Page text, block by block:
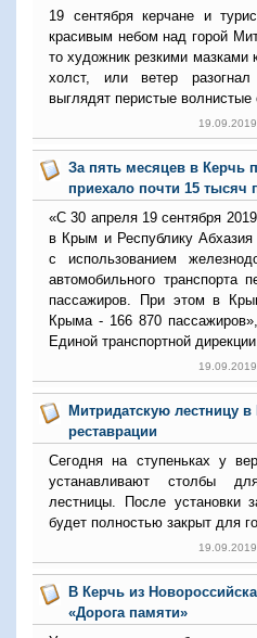
19 сентября керчане и
красивым небом над горой
то художник резкими мазками
холст, или ветер
выглядят перистые волнистые
За пять месяцев в Керчь
приехало почти 15 тысяч
«C 30 апреля 19 сентября
в Крым и Республику
с использованием
автомобильного транспорта
пассажиров. При этом в
Крыма - 166 870
Единой транспортной
Митридатскую лестницу в
реставрации
Сегодня на ступеньках у
устанавливают столбы
лестницы. После установки
будет полностью закрыт для
В Керчь из
«Дорога памяти»